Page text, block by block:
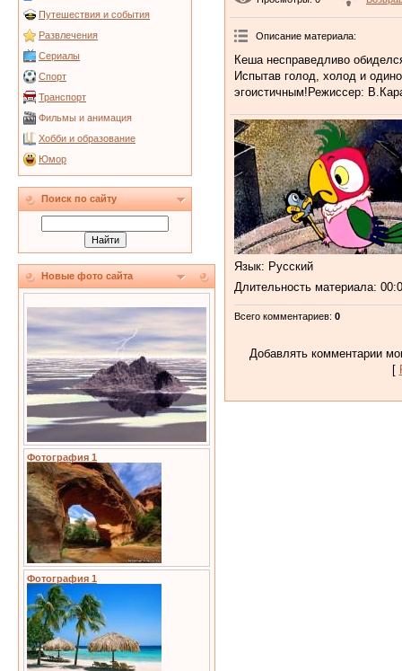
Путешествия и события
Развлечения
Сериалы
Спорт
Транспорт
Фильмы и анимация
Хобби и образование
Юмор
Поиск по сайту
Новые фото сайта
Фотография 1
Фотография 1
Описание материала:
Кеша несправедливо
Испытав голод, холод и
эгоистичным!Режиссер:
Язык: Русский
Длительность материала:
Всего комментариев: 0
Добавлять комментарии
[